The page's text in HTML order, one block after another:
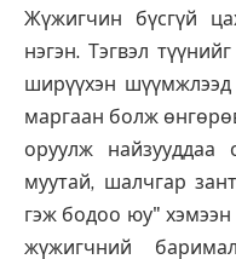
Жүжигчин бүсгүй
нэгэн. Тэгвэл
ширүүхэн
маргаан болж
оруулж найзууддаа
муутай, шалчгар
гэж бодоо юу" хэмээн
жүжигчний